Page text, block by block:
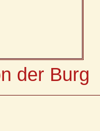
der Burg